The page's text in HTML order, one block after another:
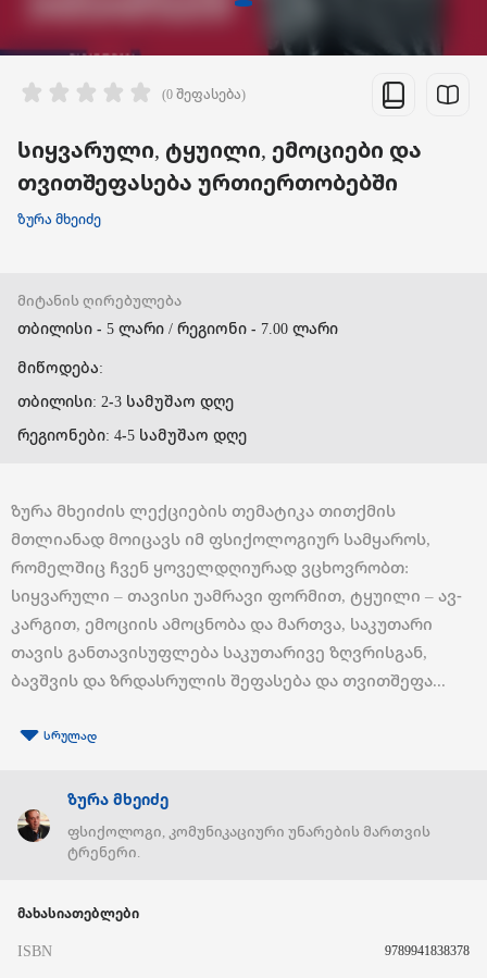
(0 შეფასება)
სიყვარული, ტყუილი, ემოციები და
თვითშეფასება ურთიერთობებში
ზურა მხეიძე
მიტანის ღირებულება
თბილისი - 5 ლარი / რეგიონი - 7.00 ლარი
მიწოდება:
თბილისი: 2-3 სამუშაო დღე
რეგიონები: 4-5 სამუშაო დღე
ზურა მხეიძის ლექციების თემატიკა თითქმის
მთლიანად მოიცავს იმ ფსიქოლოგიურ სამყაროს,
რომელშიც ჩვენ ყოველდღიურად ვცხოვრობთ:
სიყვარული – თავისი უამრავი ფორმით, ტყუილი – ავ-
კარგით, ემოციის ამოცნობა და მართვა, საკუთარი
თავის განთავისუფლება საკუთარივე ზღვრისგან,
ბავშვის და ზრდასრულის შეფასება და თვითშეფა...
სრულად
ზურა მხეიძე
ფსიქოლოგი, კომუნიკაციური უნარების მართვის
ტრენერი.
მახასიათებლები
ISBN 9789941838378